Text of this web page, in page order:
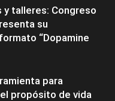
y talleres: Congreso
su
“Dopamine
para
propósito de vida